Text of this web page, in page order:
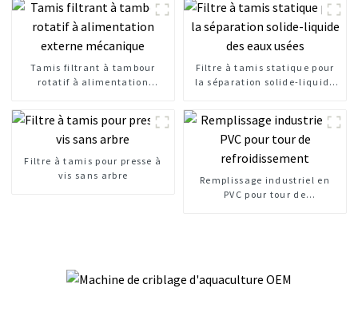
Tamis filtrant à tambour
rotatif à alimentation
Filtre à tamis statique pour
la séparation solide-liquide
Filtre à tamis pour presse à
vis sans arbre
Remplissage industriel en
PVC pour tour de